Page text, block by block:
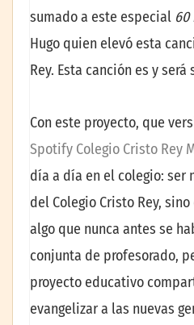
sumado a este especial 60
Hugo quien elevó esta
Rey. Esta canción es y
Con este proyecto, que
Spotify Colegio Cristo Rey
día a día en el colegio: ser
del Colegio Cristo Rey,
algo que nunca antes se
conjunta de profesorado,
proyecto educativo
evangelizar a las nuevas